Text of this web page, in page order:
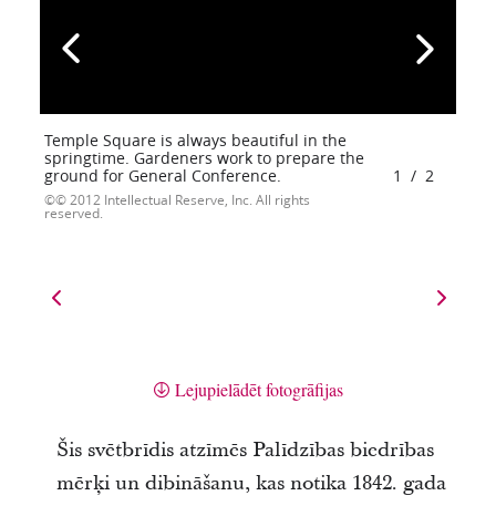
Temple Square is always beautiful in the
springtime. Gardeners work to prepare the
ground for General Conference.
© 2012 Intellectual Reserve, Inc. All rights
reserved.
1 / 2
Lejupielādēt fotogrāfijas
Šis svētbrīdis atzīmēs Palīdzības biedrības
mērķi un dibināšanu, kas notika 1842. gada